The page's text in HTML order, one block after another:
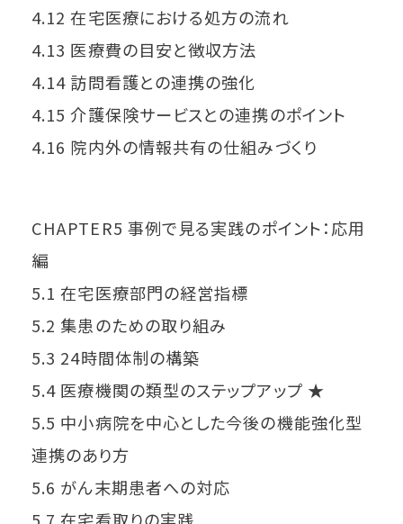
4.12 在宅医療における処方の流れ
4.13 医療費の目安と徴収方法
4.14 訪問看護との連携の強化
4.15 介護保険サービスとの連携のポイント
4.16 院内外の情報共有の仕組みづくり
CHAPTER5 事例で見る実践のポイント：応用
編
5.1 在宅医療部門の経営指標
5.2 集患のための取り組み
5.3 24時間体制の構築
5.4 医療機関の類型のステップアップ ★
5.5 中小病院を中心とした今後の機能強化型
連携のあり方
5.6 がん末期患者への対応